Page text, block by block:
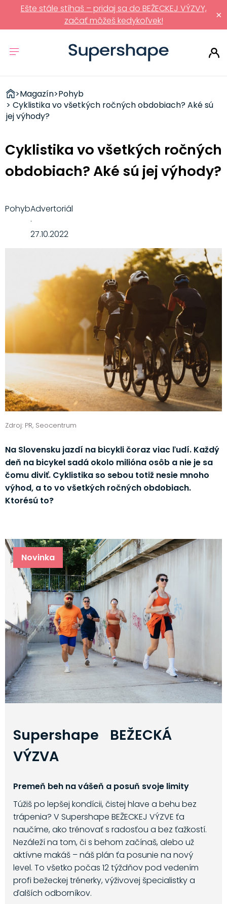
×
Ešte stále stíhaš – pridaj sa do BEŽECKEJ VÝZVY,
začať môžeš kedykoľvek!
ZDRAVÉ
RÝCHLOVKY
>Magazín>Pohyb
> Cyklistika vo všetkých ročných obdobiach? Aké sú
jej výhody?
Cyklistika vo všetkých ročných
obdobiach? Aké sú jej výhody?
Zdroj: PR, Seocentrum
Na Slovensku jazdí na bicykli čoraz viac ľudí. Každý
deň na bicykel sadá okolo milióna osôb a nie je sa
čomu diviť. Cyklistika so sebou totiž nesie mnoho
výhod, a to vo všetkých ročných obdobiach.
Ktorésú to?
Novinka
Supershape BEŽECKÁ
VÝZVA
Premeň beh na vášeň a posuň svoje limity
Túžiš po lepšej kondícii, čistej hlave a behu bez
trápenia? V Supershape BEŽECKEJ VÝZVE ťa
naučíme, ako trénovať s radosťou a bez ťažkostí.
Nezáleží na tom, či s behom začínaš, alebo už
aktívne makáš – náš plán ťa posunie na nový
level. To všetko počas 12 týždňov pod vedením
profi bežeckej trénerky, výživovej špecialistky a
ďalších odborníkov.
PohybAdvertoriál
·
27.10.2022